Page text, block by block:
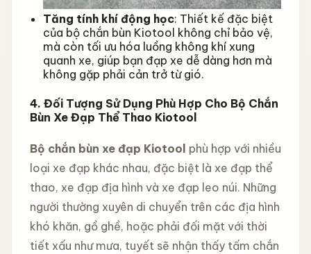
Tăng tính khí động học: Thiết kế đặc biệt
của bộ chắn bùn Kiotool không chỉ bảo vệ,
mà còn tối ưu hóa luồng không khí xung
quanh xe, giúp bạn đạp xe dễ dàng hơn mà
không gặp phải cản trở từ gió.
4. Đối Tượng Sử Dụng Phù Hợp Cho Bộ Chắn
Bùn Xe Đạp Thể Thao Kiotool
Bộ chắn bùn xe đạp Kiotool phù hợp với nhiều
loại xe đạp khác nhau, đặc biệt là xe đạp thể
thao, xe đạp địa hình và xe đạp leo núi. Những
người thường xuyên di chuyển trên các địa hình
khó khăn, gồ ghề, hoặc phải đối mặt với thời
tiết xấu như mưa, tuyết sẽ nhận thấy tấm chắn